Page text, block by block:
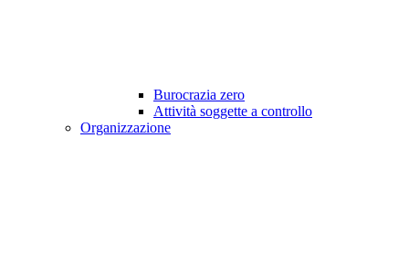
Burocrazia zero
Attività soggette a controllo
Organizzazione